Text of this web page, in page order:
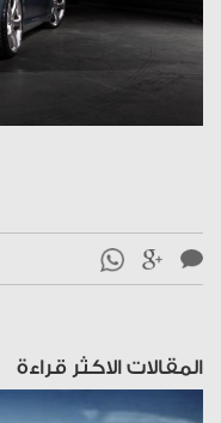
المقالات الاكثر قراءة